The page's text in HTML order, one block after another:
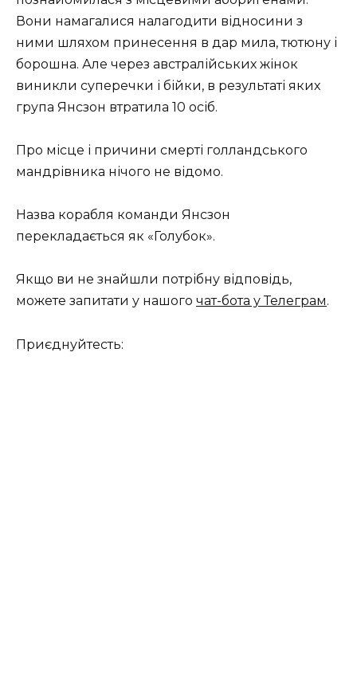
Вони намагалися налагодити відносини з
ними шляхом принесення в дар мила, тютюну і
борошна. Але через австралійських жінок
виникли суперечки і бійки, в результаті яких
група Янсзон втратила 10 осіб.
Про місце і причини смерті голландського
мандрівника нічого не відомо.
Назва корабля команди Янсзон
перекладається як «Голубок».
Якщо ви не знайшли потрібну відповідь,
можете запитати у нашого чат-бота у Телеграм.
Приєднуйтесть: